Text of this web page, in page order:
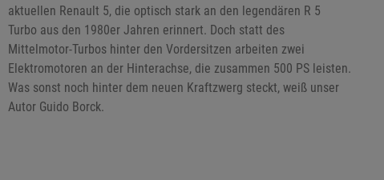
aktuellen Renault 5, die optisch stark an den legendären R 5
Turbo aus den 1980er Jahren erinnert. Doch statt des
Mittelmotor-Turbos hinter den Vordersitzen arbeiten zwei
Elektromotoren an der Hinterachse, die zusammen 500 PS leisten.
Was sonst noch hinter dem neuen Kraftzwerg steckt, weiß unser
Autor Guido Borck.